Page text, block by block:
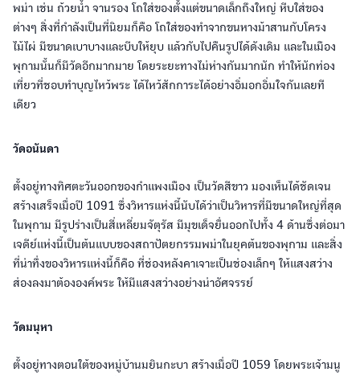
พม่า เช่น ถ้วยน้ำ จานรอง โถใส่ของตั้งแต่ขนาดเล็กถึงใหญ่ หีบใส่ของ
ต่างๆ สิ่งที่กำลังเป็นที่นิยมก็คือ โถใส่ของทำจากขนหางม้าสานกับโครง
ไม้ไผ่ มีขนาดเบาบางและบีบให้ยุบ แล้วกับไปคืนรูปได้ดังเดิม และในเมือง
พุกามนั้นก็มีวัดอีกมากมาย โดยระยะทางไม่ห่างกันมากนัก ทำให้นักท่อง
เที่ยวที่ชอบทำบุญไหว้พระ ได้ไหว้สักการะได้อย่างอิ่มอกอิ่มใจกันเลยที
เดียว
วัดอนันดา
ตั้งอยู่ทางทิศตะวันออกของกำแพงเมือง เป็นวัดสีขาว มองเห็นได้ชัดเจน
สร้างเสร็จเมื่อปี 1091 ซึ่งวิหารแห่งนี้นับได้ว่าเป็นวิหารที่มีขนาดใหญ่ที่สุด
ในพุกาม มีรูปร่างเป็นสี่เหลี่ยมจัตุรัส มีมุขเด็จยื่นออกไปทั้ง 4 ด้านซึ่งต่อมา
เจดีย์แห่งนี้เป็นต้นแบบของสถาปัตยกรรมพม่าในยุคต้นของพุกาม และสิ่ง
ที่น่าทึ่งของวิหารแห่งนี้ก็คือ ที่ช่องหลังคาเจาะเป็นช่องเล็กๆ ให้แสงสว่าง
ส่องลงมาต้ององค์พระ ให้มีแสงสว่างอย่างน่าอัศจรรย์
วัดมนุหา
ตั้งอยู่ทางตอนใต้ของหมู่บ้านมยินกะบา สร้างเมื่อปี 1059 โดยพระเจ้ามนู